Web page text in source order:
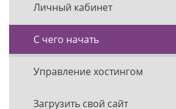
Личный кабинет
С чего начать
Управление хостингом
Загрузить свой сайт